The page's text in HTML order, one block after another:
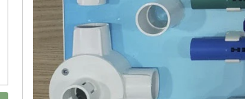
TỤ BÙ TRÒN 20KVAR 3P 450V -
HDCAP304500203 - HIMEL
682,000 đ 1,479,000 đ
MUA NGAY
BỘ